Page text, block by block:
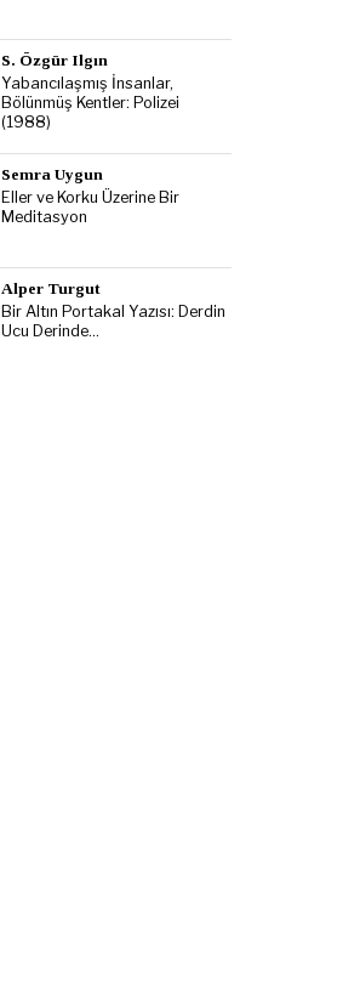
S. Özgür Ilgın
Yabancılaşmış İnsanlar,
Bölünmüş Kentler: Polizei
(1988)
Semra Uygun
Eller ve Korku Üzerine Bir
Meditasyon
Alper Turgut
Bir Altın Portakal Yazısı: Derdin
Ucu Derinde…